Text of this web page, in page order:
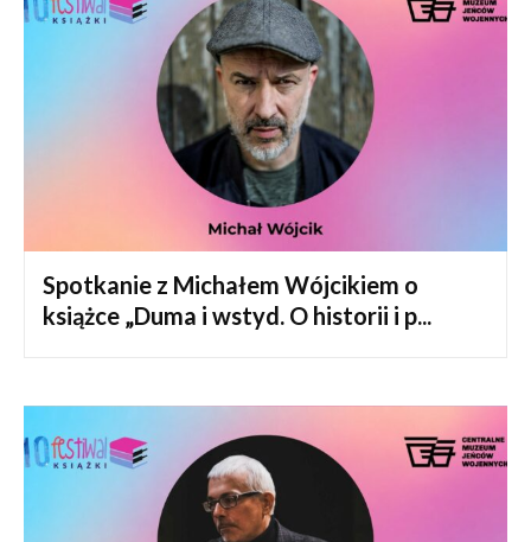
Spotkanie z Michałem Wójcikiem o
książce „Duma i wstyd. O historii i p...